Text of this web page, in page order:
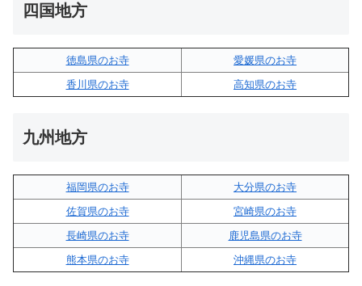
四国地方
徳島県のお寺
愛媛県のお寺
香川県のお寺
高知県のお寺
九州地方
福岡県のお寺
大分県のお寺
佐賀県のお寺
宮崎県のお寺
長崎県のお寺
鹿児島県のお寺
熊本県のお寺
沖縄県のお寺